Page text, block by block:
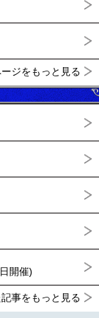
ージをもっと見る
開催)
事をもっと見る